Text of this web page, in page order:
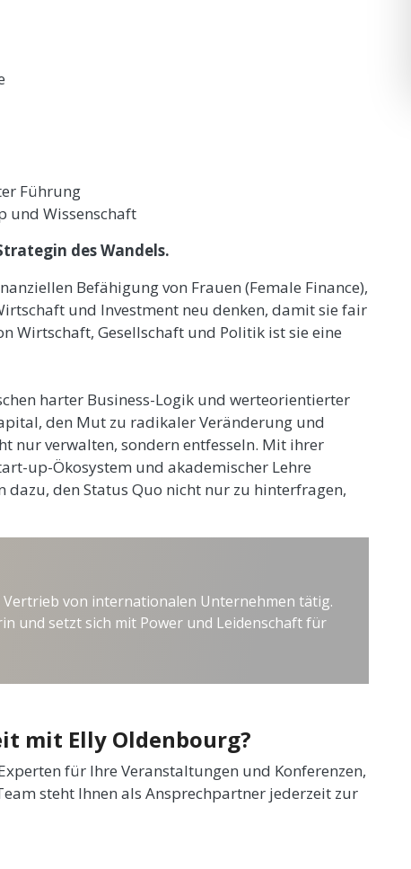
Führung
und Wissenschaft
des Wandels.
Befähigung von Frauen (Female Finance),
und Investment neu denken, damit sie fair
Wirtschaft, Gesellschaft und Politik ist sie eine
harter Business-Logik und werteorientierter
den Mut zu radikaler Veränderung und
nur verwalten, sondern entfesseln. Mit ihrer
up-Ökosystem und akademischer Lehre
den Status Quo nicht nur zu hinterfragen,
von internationalen Unternehmen tätig.
und setzt sich mit Power und Leidenschaft für
mit Elly Oldenbourg?
für Ihre Veranstaltungen und Konferenzen,
steht Ihnen als Ansprechpartner jederzeit zur